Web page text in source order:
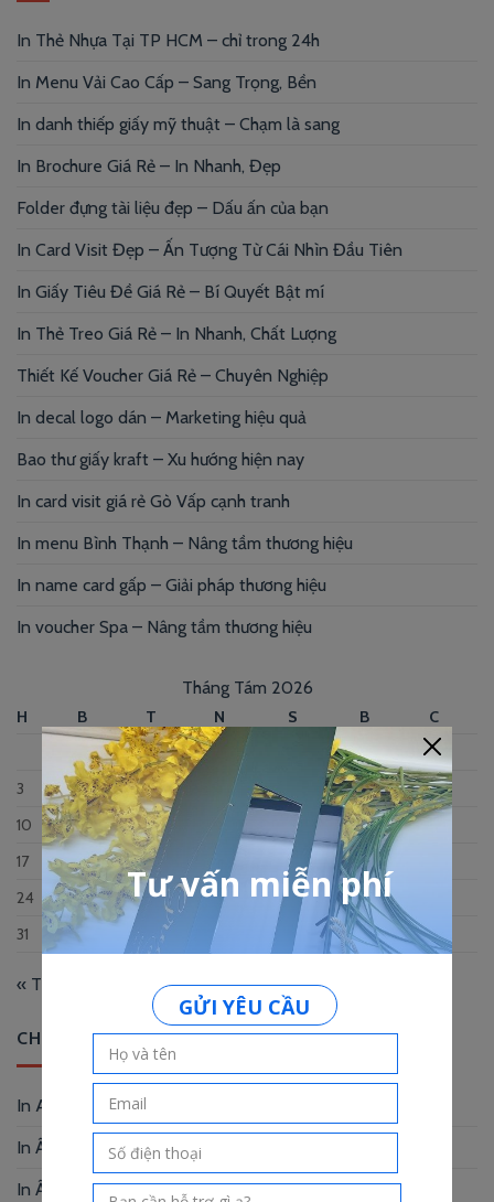
In Thẻ Nhựa Tại TP HCM – chỉ trong 24h
In Menu Vải Cao Cấp – Sang Trọng, Bền
In danh thiếp giấy mỹ thuật – Chạm là sang
In Brochure Giá Rẻ – In Nhanh, Đẹp
Folder đựng tài liệu đẹp – Dấu ấn của bạn
In Card Visit Đẹp – Ấn Tượng Từ Cái Nhìn Đầu Tiên
In Giấy Tiêu Đề Giá Rẻ – Bí Quyết Bật mí
In Thẻ Treo Giá Rẻ – In Nhanh, Chất Lượng
Thiết Kế Voucher Giá Rẻ – Chuyên Nghiệp
In decal logo dán – Marketing hiệu quả
Bao thư giấy kraft – Xu hướng hiện nay
In card visit giá rẻ Gò Vấp cạnh tranh
In menu Bình Thạnh – Nâng tầm thương hiệu
In name card gấp – Giải pháp thương hiệu
In voucher Spa – Nâng tầm thương hiệu
Tháng Tám 2026
H B T N S B
C
1
2
3
4 5 8
9
10
11 12 14 15
16
17
18 19 20 21 22
24
25 26 27 28 29
31
« Th12
CHUYÊN MỤC
In Album
In Ấn Phẩm Quảng Cáo(9)
In Ấn Phẩm Văn Phòng(12)